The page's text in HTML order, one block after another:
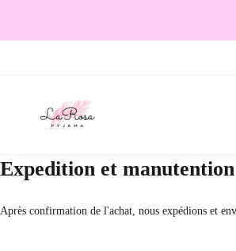
Expedition et manutention
Après confirmation de l'achat, nous expédions et